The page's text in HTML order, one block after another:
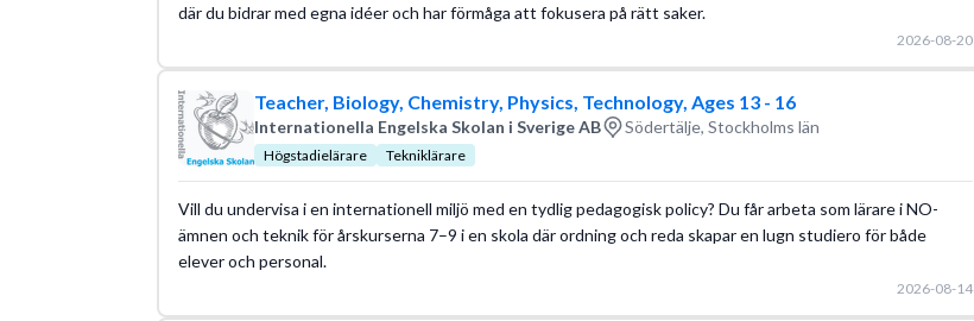
där du bidrar med egna idéer och har förmåga att fokusera på rätt saker.
2026-08-20
Teacher, Biology, Chemistry, Physics, Technology, Ages 13 - 16
Internationella Engelska Skolan i Sverige AB Södertälje, Stockholms län
Högstadielärare Tekniklärare
Vill du undervisa i en internationell miljö med en tydlig pedagogisk policy? Du får arbeta som lärare i NO-
ämnen och teknik för årskurserna 7–9 i en skola där ordning och reda skapar en lugn studiero för både
elever och personal.
2026-08-14